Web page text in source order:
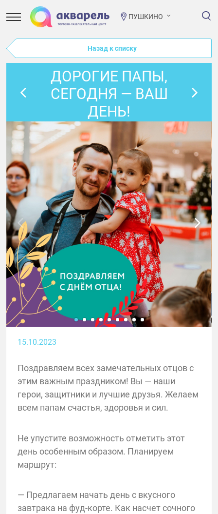
ПУШКИНО
Назад к списку
ДОРОГИЕ ПАПЫ,
СЕГОДНЯ — ВАШ
ДЕНЬ!
15.10.2023
Поздравляем всех замечательных отцов с
этим важным праздником! Вы — наши
герои, защитники и лучшие друзья. Желаем
всем папам счастья, здоровья и сил.
Не упустите возможность отметить этот
день особенным образом. Планируем
маршрут:
— Предлагаем начать день с вкусного
завтрака на фуд-корте. Как насчет сочного